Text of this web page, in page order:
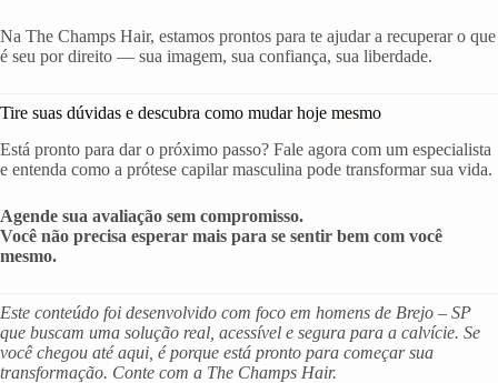
Na The Champs Hair, estamos prontos para te ajudar a recuperar o que
é seu por direito — sua imagem, sua confiança, sua liberdade.
Tire suas dúvidas e descubra como mudar hoje mesmo
Está pronto para dar o próximo passo? Fale agora com um especialista
e entenda como a prótese capilar masculina pode transformar sua vida.
Agende sua avaliação sem compromisso.
Você não precisa esperar mais para se sentir bem com você
mesmo.
Este conteúdo foi desenvolvido com foco em homens de Brejo – SP
que buscam uma solução real, acessível e segura para a calvície. Se
você chegou até aqui, é porque está pronto para começar sua
transformação. Conte com a The Champs Hair.